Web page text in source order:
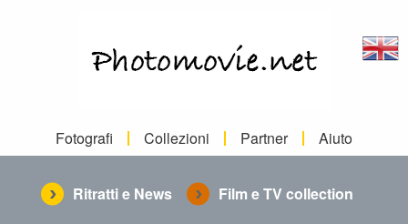
Fotografi Collezioni Partner Aiuto
Ritratti e News Film e TV collection